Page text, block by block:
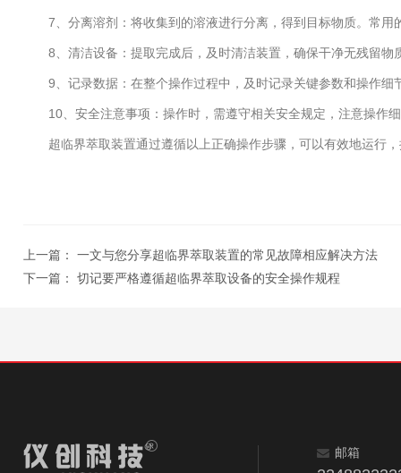
7、分离溶剂：将收集到的溶液进行分离，得到目标物质。常用
8、清洁设备：提取完成后，及时清洁装置，确保干净无残留物
9、记录数据：在整个操作过程中，及时记录关键参数和操作细
10、安全注意事项：操作时，需遵守相关安全规定，注意操作
超临界萃取装置通过遵循以上正确操作步骤，可以有效地运行，
上一篇： 一文与您分享超临界萃取装置的常见故障相应解决方法
下一篇： 切记要严格遵循超临界萃取设备的安全操作规程
邮箱